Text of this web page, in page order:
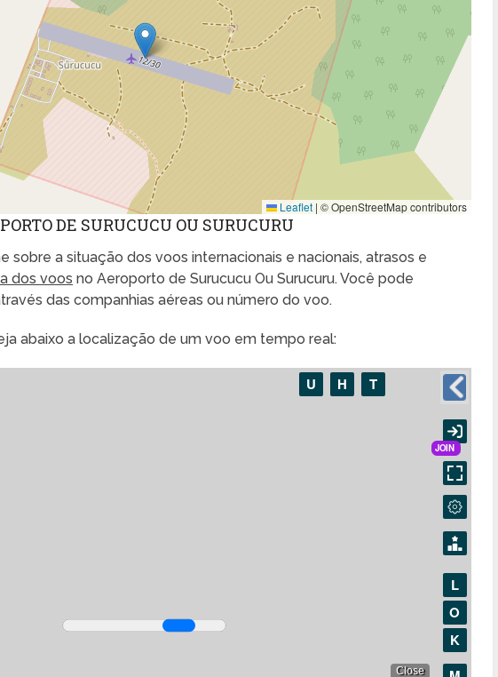
Leaflet | © OpenStreetMap contributors
DE SURUCUCU OU SURUCURU
sobre a situação dos voos internacionais e nacionais, atrasos e
dos voos no Aeroporto de Surucucu Ou Surucuru. Você pode
das companhias aéreas ou número do voo.
abaixo a localização de um voo em tempo real: